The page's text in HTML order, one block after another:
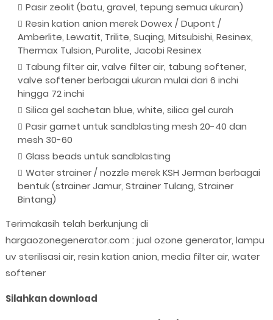
Pasir zeolit (batu, gravel, tepung semua ukuran)
Resin kation anion merek Dowex / Dupont /
Amberlite, Lewatit, Trilite, Suqing, Mitsubishi, Resinex,
Thermax Tulsion, Purolite, Jacobi Resinex
Tabung filter air, valve filter air, tabung softener,
valve softener berbagai ukuran mulai dari 6 inchi
hingga 72 inchi
Silica gel sachetan blue, white, silica gel curah
Pasir garnet untuk sandblasting mesh 20-40 dan
mesh 30-60
Glass beads untuk sandblasting
Water strainer / nozzle merek KSH Jerman berbagai
bentuk (strainer Jamur, Strainer Tulang, Strainer
Bintang)
Terimakasih telah berkunjung di
hargaozonegenerator.com : jual ozone generator, lampu
uv sterilisasi air, resin kation anion, media filter air, water
softener
Silahkan download